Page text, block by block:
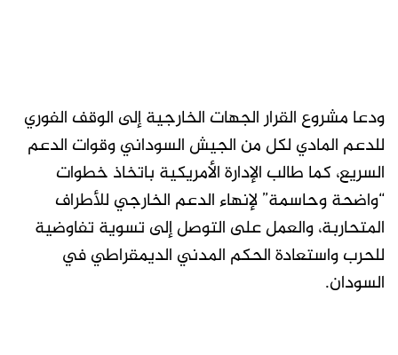
ودعا مشروع القرار الجهات الخارجية إلى الوقف الفوري
للدعم المادي لكل من الجيش السوداني وقوات الدعم
السريع، كما طالب الإدارة الأمريكية باتخاذ خطوات
“واضحة وحاسمة” لإنهاء الدعم الخارجي للأطراف
المتحاربة، والعمل على التوصل إلى تسوية تفاوضية
للحرب واستعادة الحكم المدني الديمقراطي في
السودان.